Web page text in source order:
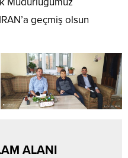
geçmiş olsun
ALANI